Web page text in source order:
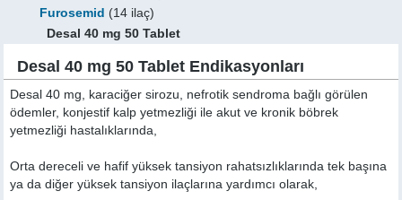
Furosemid (14 ilaç)
Desal 40 mg 50 Tablet
Desal 40 mg 50 Tablet Endikasyonları
Desal 40 mg, karaciğer sirozu, nefrotik sendroma bağlı görülen
ödemler, konjestif kalp yetmezliği ile akut ve kronik böbrek
yetmezliği hastalıklarında,
Orta dereceli ve hafif yüksek tansiyon rahatsızlıklarında tek başına
ya da diğer yüksek tansiyon ilaçlarına yardımcı olarak,